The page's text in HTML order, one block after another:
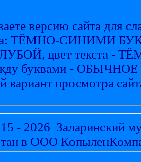
версию сайта для
ТЁМНО-СИНИМИ
цвет текста
буквами - ОБЫЧНОЕ
вариант просмотра
- 2026 Заларинский
в ООО